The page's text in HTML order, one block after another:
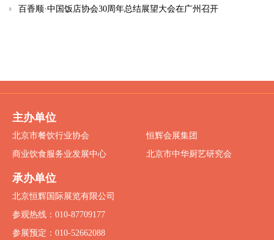
百香顺·中国饭店协会30周年总结展望大会在广州召开
主办单位
北京市餐饮行业协会
恒辉会展集团
商业饮食服务业发展中心
北京市中华厨艺研究会
承办单位
北京恒辉国际展览有限公司
参观热线：010-87709177
参展预定：010-52662088